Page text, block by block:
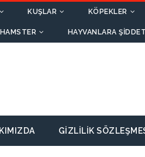
KUŞLAR KÖPEKLER
HAMSTER HAYVANLARA
GIZLILIK